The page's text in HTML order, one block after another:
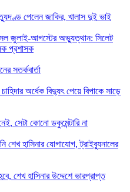
পেলেন জাকির, খালাস দুই ভাই
জুলাই-আগস্টের অভ্যুত্থান: সিলেট
প্রশাসক
সতর্কবার্তা
অর্ধেক বিদ্যুৎ পেয়ে বিপাকে সাড়ে
সেটা কোনো ডকুমেন্টারি না
শেখ হাসিনার যোগাযোগ, ট্রাইব্যুনালের
শেখ হাসিনার উদ্দেশে ভারপ্রাপ্ত